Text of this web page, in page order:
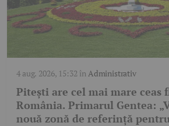
4 aug. 2026, 15:32 înAdministrativ
Pitești are cel mai mare ceas
România. Primarul Gentea:
nouă zonă de referință